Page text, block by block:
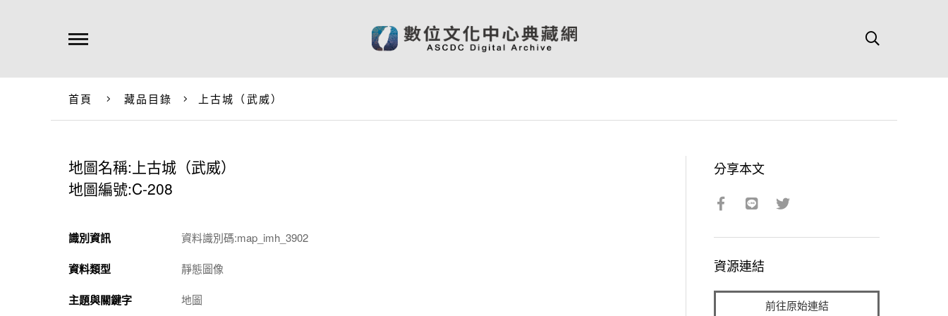
首頁 藏品目錄 上古城（武威）
地圖名稱:上古城（武威）
地圖編號:C-208
識別資訊 資料識別碼:map_imh_3902
資料類型 靜態圖像
主題與關鍵字 地圖
分享本文
資源連結
前往原始連結